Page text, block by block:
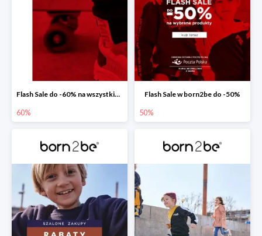
Flash Sale do -60% na wszystkie buty sportowe dziecięce
60%
Flash Sale w born2be do -50%
50%